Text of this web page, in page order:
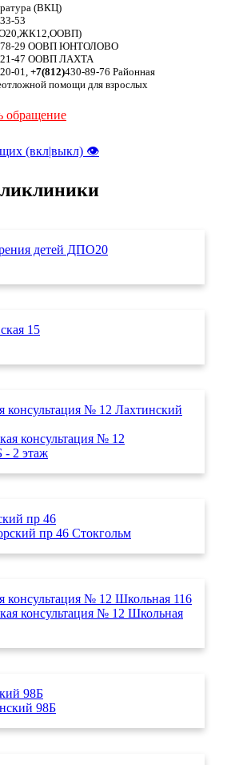
(ВКЦ)
53
78-29 ООВП ЮНТОЛОВО
21-47 ООВП ЛАХТА
01, +7(812)430-89-76 Районная
помощи для взрослых
(вкл|выкл) 👁
детей ДПО20
15
консультация № 12 Лахтинский
пр 46
консультация № 12 Школьная 116
98Б